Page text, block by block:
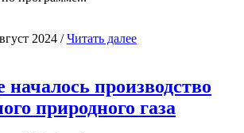
2024 /Читать далее
началось производство
природного газа